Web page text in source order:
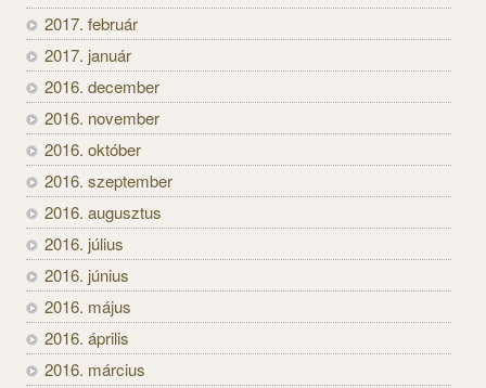
2017. február
2017. január
2016. december
2016. november
2016. október
2016. szeptember
2016. augusztus
2016. július
2016. június
2016. május
2016. április
2016. március